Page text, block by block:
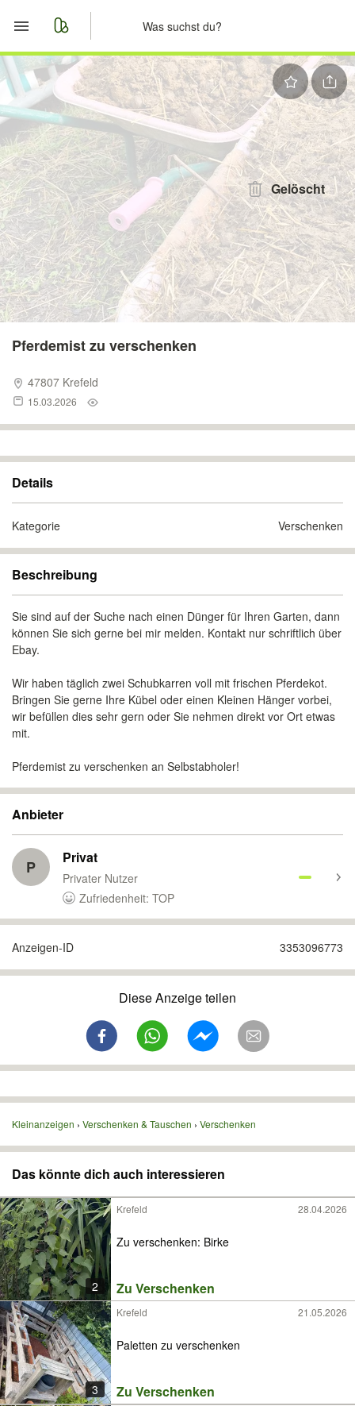
Start
Merkliste
Nachrichten
Anzeige aufgeben
Gelöscht
Pferdemist zu verschenken
47807 Krefeld
15.03.2026
Details
Kategorie Verschenken
Beschreibung
Sie sind auf der Suche nach einen Dünger für Ihren Garten, dann
können Sie sich gerne bei mir melden. Kontakt nur schriftlich über
Ebay.
Wir haben täglich zwei Schubkarren voll mit frischen Pferdekot.
Bringen Sie gerne Ihre Kübel oder einen Kleinen Hänger vorbei,
wir befüllen dies sehr gern oder Sie nehmen direkt vor Ort etwas
mit.
Pferdemist zu verschenken an Selbstabholer!
Anbieter
P Privat
Privater Nutzer
Zufriedenheit: TOP
Anzeigen-ID 3353096773
Diese Anzeige teilen
Kleinanzeigen Verschenken & Tauschen Verschenken
Das könnte dich auch interessieren
2
Krefeld 28.04.2026
Zu verschenken: Birke
Zu Verschenken
3
Krefeld 21.05.2026
Paletten zu verschenken
Zu Verschenken